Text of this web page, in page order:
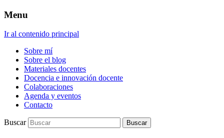
Menu
Ir al contenido principal
Sobre mí
Sobre el blog
Materiales docentes
Docencia e innovación docente
Colaboraciones
Agenda y eventos
Contacto
Buscar